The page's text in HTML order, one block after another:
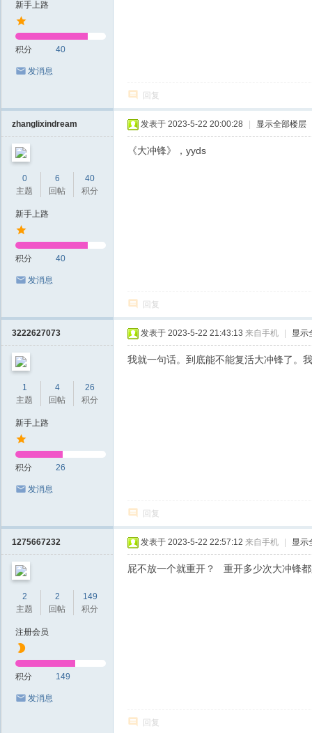
新手上路
积分 40
发消息
回复
zhanglixindream
0
主题
6
回帖
40
积分
新手上路
积分 40
发消息
发表于 2023-5-22 20:00:28 显示全部楼层
《大冲锋》，yyds
回复
3222627073
1
主题
4
回帖
26
积分
新手上路
积分 26
发消息
发表于 2023-5-22 21:43:13 来自手机 显示
我就一句话。到底能不能复活大冲锋了。
回复
1275667232
2
主题
2
回帖
149
积分
注册会员
积分 149
发消息
发表于 2023-5-22 22:57:12 来自手机 显示
屁不放一个就重开？ 重开多少次大冲锋
回复